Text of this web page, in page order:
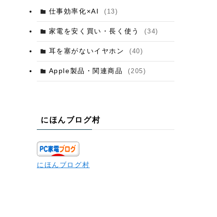
仕事効率化×AI (13)
家電を安く買い・長く使う (34)
耳を塞がないイヤホン (40)
Apple製品・関連商品 (205)
にほんブログ村
にほんブログ村